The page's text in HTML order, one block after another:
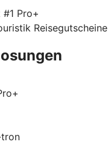
Pro+
Reisegutscheine